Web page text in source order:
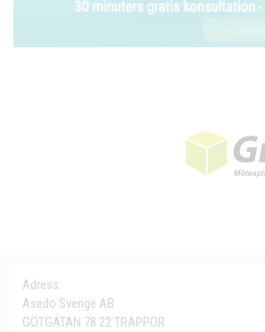
Adress:
Asedo Sverige AB
GÖTGATAN 78 22 TRAPPOR